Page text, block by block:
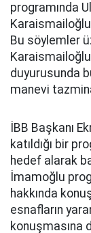
programında
Bu söylemler
duyurusunda
manevi
İBB Başkanı
katıldığı bir
hedef alarak
İmamoğlu
hakkında
esnafların
konuşmasına